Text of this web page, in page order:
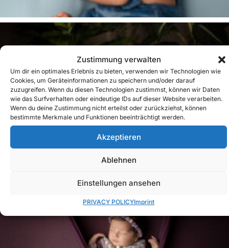
Zustimmung verwalten
Um dir ein optimales Erlebnis zu bieten, verwenden wir Technologien wie
Cookies, um Geräteinformationen zu speichern und/oder darauf
zuzugreifen. Wenn du diesen Technologien zustimmst, können wir Daten
wie das Surfverhalten oder eindeutige IDs auf dieser Website verarbeiten.
Wenn du deine Zustimmung nicht erteilst oder zurückziehst, können
bestimmte Merkmale und Funktionen beeinträchtigt werden.
Akzeptieren
Ablehnen
Einstellungen ansehen
PRIVACY POLICYImprint